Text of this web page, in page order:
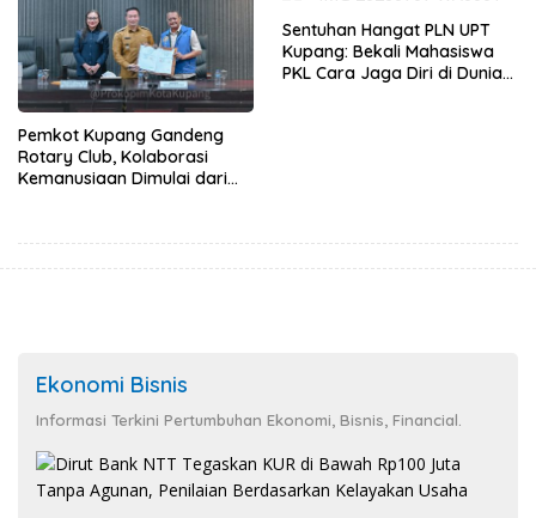
Pemkot Kupang Gandeng
Rotary Club, Kolaborasi
Kemanusiaan Dimulai dari
Sentuhan Hangat PLN UPT
Kupang: Bekali Mahasiswa
PKL Cara Jaga Diri di Dunia
Ekonomi Bisnis
Informasi Terkini Pertumbuhan Ekonomi, Bisnis, Financial.